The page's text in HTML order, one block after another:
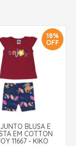
18%
OFF
BLUSA E
EM COTTON
11667 - KIKO